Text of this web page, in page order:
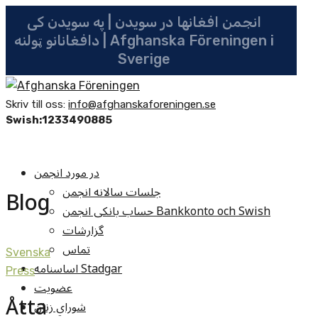
انجمن افغانها در سویدن | په سویدن کی
دافغانانو ټولنه | Afghanska Föreningen i
Sverige
Skriv till oss: info@afghanskaforeningen.se
Swish:1233490885
در مورد انجمن
جلسات سالانه انجمن
حساب بانکی انجمن Bankkonto och Swish
گزارشات
تماس
اساسنامه Stadgar
عضویت
شوراي زنان
Blog
Svenska
Press
Åtta